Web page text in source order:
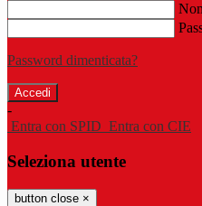
Password dimenticata?
-
Entra con SPID Entra con CIE
Seleziona utente
button close ×